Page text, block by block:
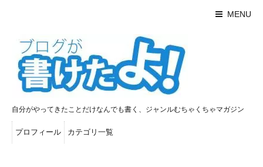
MENU
自分がやってきたことだけなんでも書く、ジャンルむちゃくちゃマガジン
プロフィール カテゴリ一覧